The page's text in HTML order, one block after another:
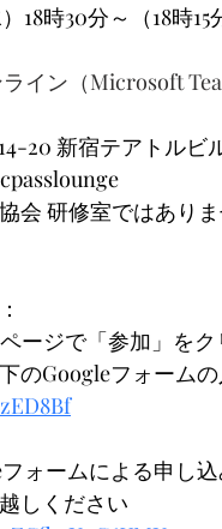
18時30分～（18時
ライン（Microsoft
20 新宿テアトルビ
会 研修室ではあり
ージで「参加」を
のGoogleフォーム
ォームによる申し
しください